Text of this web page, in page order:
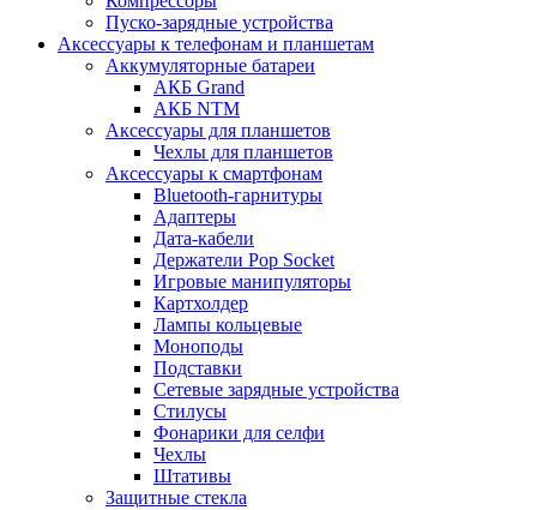
Пуско-зарядные устройства
Аксессуары к телефонам и планшетам
Аккумуляторные батареи
АКБ Grand
АКБ NTM
Аксессуары для планшетов
Чехлы для планшетов
Аксессуары к смартфонам
Bluetooth-гарнитуры
Адаптеры
Дата-кабели
Держатели Pop Socket
Игровые манипуляторы
Картхолдер
Лампы кольцевые
Моноподы
Подставки
Сетевые зарядные устройства
Стилусы
Фонарики для селфи
Чехлы
Штативы
Защитные стекла